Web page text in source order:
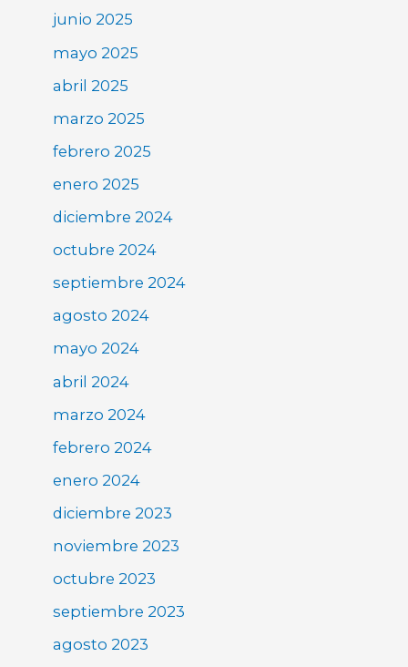
junio 2025
mayo 2025
abril 2025
marzo 2025
febrero 2025
enero 2025
diciembre 2024
octubre 2024
septiembre 2024
agosto 2024
mayo 2024
abril 2024
marzo 2024
febrero 2024
enero 2024
diciembre 2023
noviembre 2023
octubre 2023
septiembre 2023
agosto 2023